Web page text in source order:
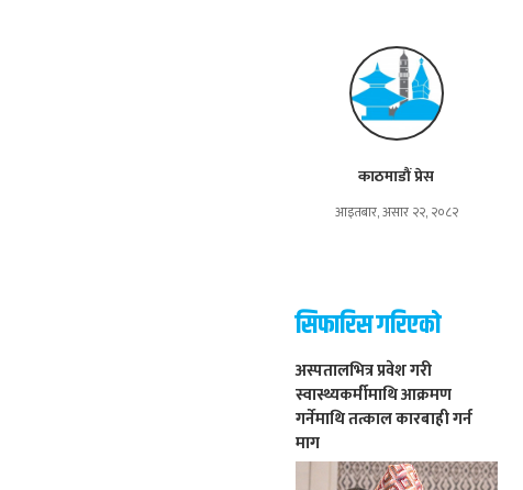
काठमाडौं प्रेस
आइतबार, असार २२, २०८२
सिफारिस गरिएको
अस्पतालभित्र प्रवेश गरी
स्वास्थ्यकर्मीमाथि आक्रमण
गर्नेमाथि तत्काल कारबाही गर्न
माग